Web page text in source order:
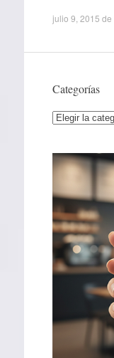
julio 9, 2015 de
Categorías
Categorías